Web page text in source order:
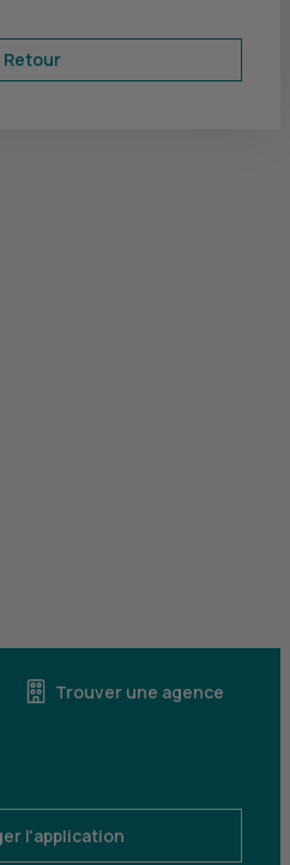
Retour
Trouver une agence
l'application